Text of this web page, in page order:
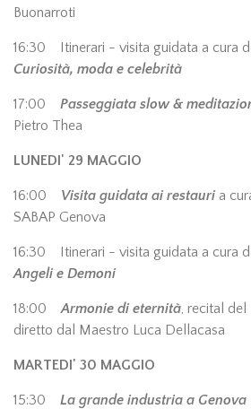
Buonarroti
16:30 Itinerari - visita guidata a cura
Curiosità, moda e celebrità
17:00 Passeggiata slow &
Pietro Thea
LUNEDI' 29 MAGGIO
16:00 Visita guidata ai restauri a
SABAP Genova
16:30 Itinerari - visita guidata a cura
Angeli e Demoni
18:00 Armonie di eternità, recital del
diretto dal Maestro Luca Dellacasa
MARTEDI' 30 MAGGIO
15:30 La grande industria a Genova